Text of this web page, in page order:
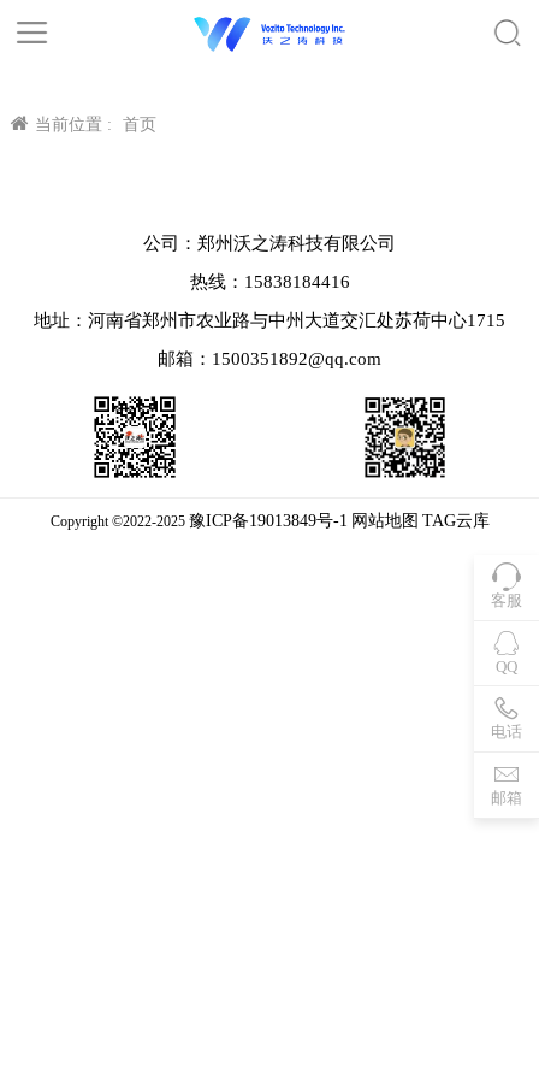
当前位置 : 首页
客服
QQ
电话
邮箱
公司：郑州沃之涛科技有限公司
热线：15838184416
地址：河南省郑州市农业路与中州大道交汇处苏荷中心1715
邮箱：1500351892@qq.com
Copyright ©2022-2025 豫ICP备19013849号-1 网站地图 TAG云库